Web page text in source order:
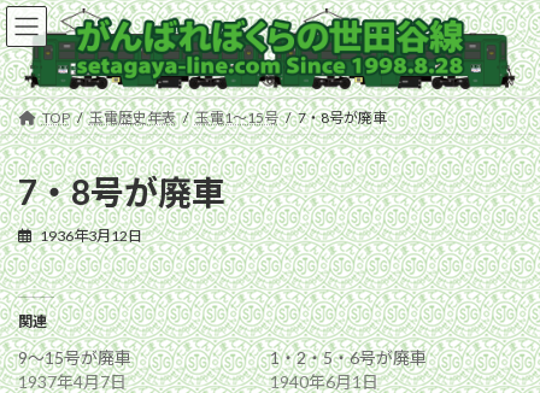
コ
ン
テ
ン
ツ
へ
ス
キ
ッ
プ
ナ
ビ
ゲ
ー
シ
ョ
ン
に
移
動
TOP 玉電歴史年表 玉電1〜15号 7・8号が廃車
7・8号が廃車
1936年3月12日
関連
9〜15号が廃車
1937年4月7日
1・2・5・6号が廃車
1940年6月1日